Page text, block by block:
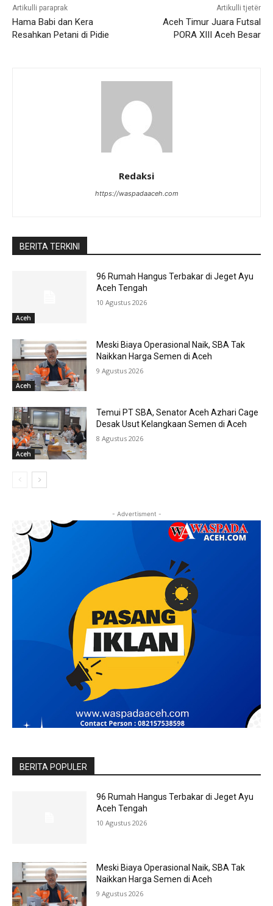
Artikulli paraprak
Hama Babi dan Kera
Resahkan Petani di Pidie
Artikulli tjetër
Aceh Timur Juara Futsal
PORA XIII Aceh Besar
Redaksi
https://waspadaaceh.com
BERITA TERKINI
Aceh
96 Rumah Hangus Terbakar di Jeget Ayu
Aceh Tengah
10 Agustus 2026
Aceh
Meski Biaya Operasional Naik, SBA Tak
Naikkan Harga Semen di Aceh
9 Agustus 2026
Aceh
Temui PT SBA, Senator Aceh Azhari Cage
Desak Usut Kelangkaan Semen di Aceh
8 Agustus 2026
- Advertisment -
BERITA POPULER
96 Rumah Hangus Terbakar di Jeget Ayu
Aceh Tengah
10 Agustus 2026
Meski Biaya Operasional Naik, SBA Tak
Naikkan Harga Semen di Aceh
9 Agustus 2026